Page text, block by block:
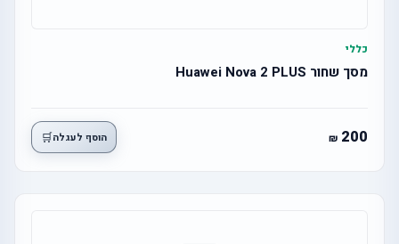
כללי
מסך שחור Huawei Nova 2 PLUS
200 הוסף לעגלה🛒